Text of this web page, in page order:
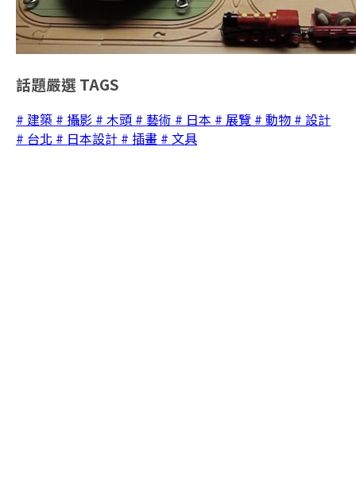
話題嚴選 TAGS
# 建築 # 攝影 # 木頭 # 藝術 # 日本 # 展覽 # 動物 # 設計
# 台北 # 日本設計 # 插畫 # 文具